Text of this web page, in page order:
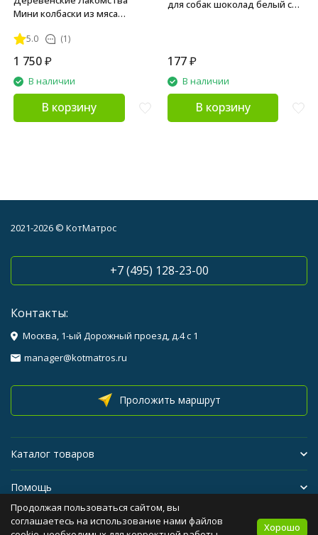
Мини колбаски из мяса
5.0 (1)
1 750₽
В наличии
В корзину
для собак шоколад белый с
177 ₽
В наличии
В корзину
2021-2026 © КотМатрос
+7 (495) 128-23-00
Контакты:
Москва, 1-ый Дорожный проезд, д.4 с 1
manager@kotmatros.ru
Проложить маршрут
Каталог товаров
Помощь
Бренды
Продолжая пользоваться сайтом, вы
соглашаетесь на использование нами файлов
Хорошо